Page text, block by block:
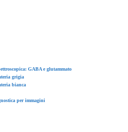
GABA e glutammato
grigia
bianca
per immagini